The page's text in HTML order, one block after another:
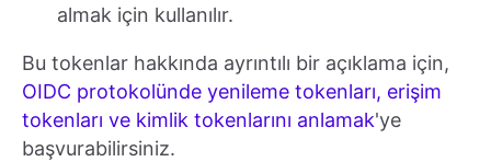
almak için kullanılır.
Bu tokenlar hakkında ayrıntılı bir açıklama için,
OIDC protokolünde yenileme tokenları, erişim
tokenları ve kimlik tokenlarını anlamak'ye
başvurabilirsiniz.